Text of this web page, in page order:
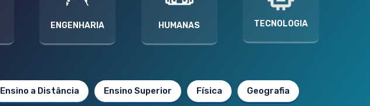
ENGENHARIA HUMANAS TECNOLOGIA
Ensino a Distância Ensino Superior Física Geografia